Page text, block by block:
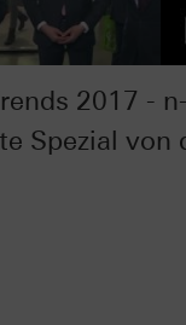
2017 -
Spezial von